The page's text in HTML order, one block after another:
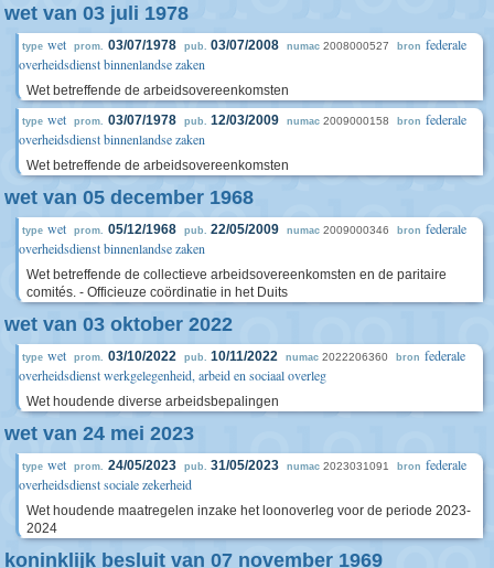
wet van 03 juli 1978
type wet prom. 03/07/1978 pub. 03/07/2008 numac 2008000527 bron federale
overheidsdienst binnenlandse zaken
Wet betreffende de arbeidsovereenkomsten
type wet prom. 03/07/1978 pub. 12/03/2009 numac 2009000158 bron federale
overheidsdienst binnenlandse zaken
Wet betreffende de arbeidsovereenkomsten
wet van 05 december 1968
type wet prom. 05/12/1968 pub. 22/05/2009 numac 2009000346 bron federale
overheidsdienst binnenlandse zaken
Wet betreffende de collectieve arbeidsovereenkomsten en de paritaire
comités. - Officieuze coördinatie in het Duits
wet van 03 oktober 2022
type wet prom. 03/10/2022 pub. 10/11/2022 numac 2022206360 bron federale
overheidsdienst werkgelegenheid, arbeid en sociaal overleg
Wet houdende diverse arbeidsbepalingen
wet van 24 mei 2023
type wet prom. 24/05/2023 pub. 31/05/2023 numac 2023031091 bron federale
overheidsdienst sociale zekerheid
Wet houdende maatregelen inzake het loonoverleg voor de periode 2023-
2024
koninklijk besluit van 07 november 1969